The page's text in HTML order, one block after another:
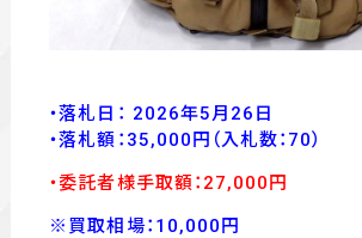
・落札日： 2026年5月26日
・落札額：35,000 円 （入札数：70）
・委託者様手取額：27,000 円
※買取相場：10,000円